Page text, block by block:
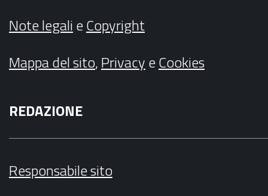
Note legalieCopyright
Mappa del sito,PrivacyeCookies
REDAZIONE
Responsabile sito